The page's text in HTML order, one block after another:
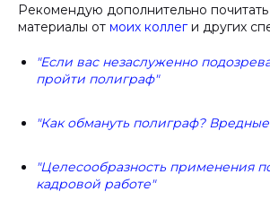
Рекомендую дополнительно
материалы от моих коллеги других
"Если вас незаслуженно
пройти полиграф"
"Как обмануть полиграф?
"Целесообразность применения
кадровой работе"